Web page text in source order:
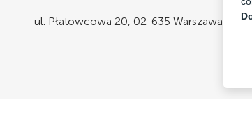
ul. Płatowcowa 20, 02-635 Warszawa